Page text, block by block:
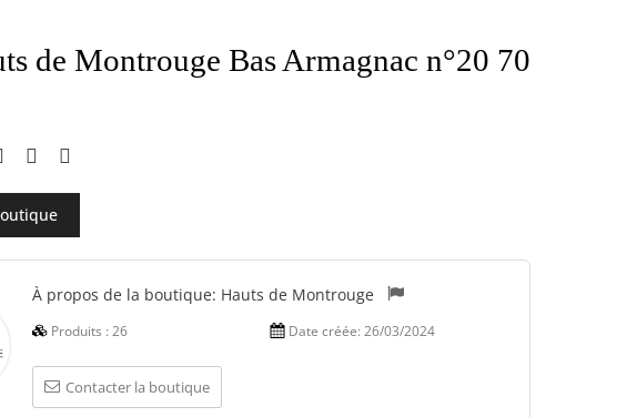
de Montrouge Bas Armagnac n°20 70
À propos de la boutique: Hauts de Montrouge
Produits : 26 Date créée: 26/03/2024
Contacter la boutique